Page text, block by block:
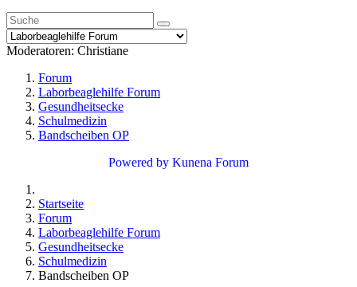
Moderatoren: Christiane
Forum
Laborbeaglehilfe Forum
Gesundheitsecke
Schulmedizin
Bandscheiben OP
Powered by Kunena Forum
Startseite
Forum
Laborbeaglehilfe Forum
Gesundheitsecke
Schulmedizin
Bandscheiben OP